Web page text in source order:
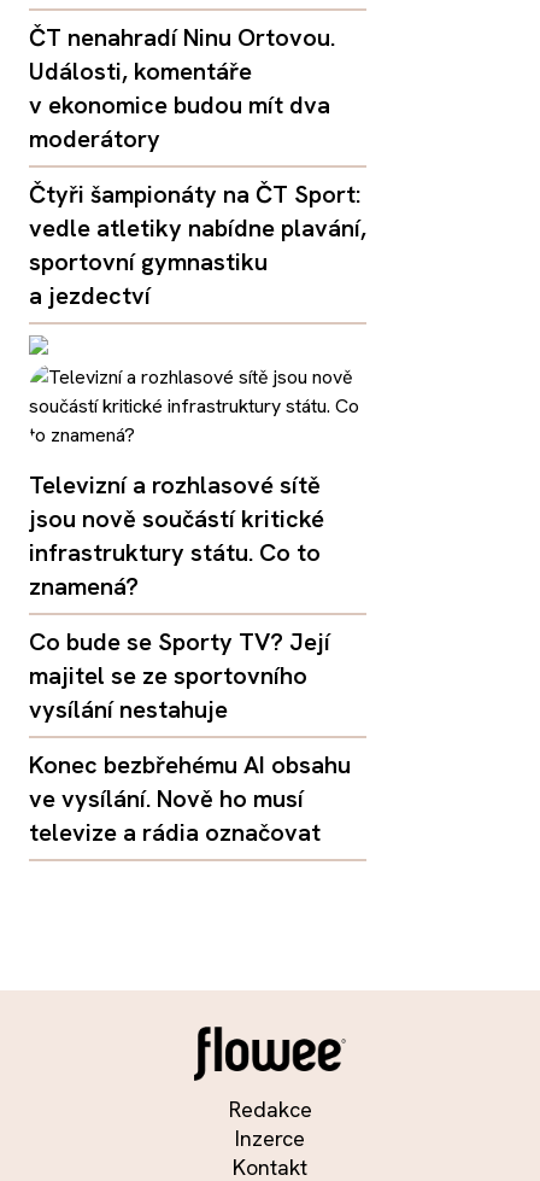
ČT nenahradí Ninu Ortovou.
Události, komentáře
v ekonomice budou mít dva
moderátory
Čtyři šampionáty na ČT Sport:
vedle atletiky nabídne plavání,
sportovní gymnastiku
a jezdectví
Televizní a rozhlasové sítě
jsou nově součástí kritické
infrastruktury státu. Co to
znamená?
Co bude se Sporty TV? Její
majitel se ze sportovního
vysílání nestahuje
Konec bezbřehému AI obsahu
ve vysílání. Nově ho musí
televize a rádia označovat
Redakce
Inzerce
Kontakt